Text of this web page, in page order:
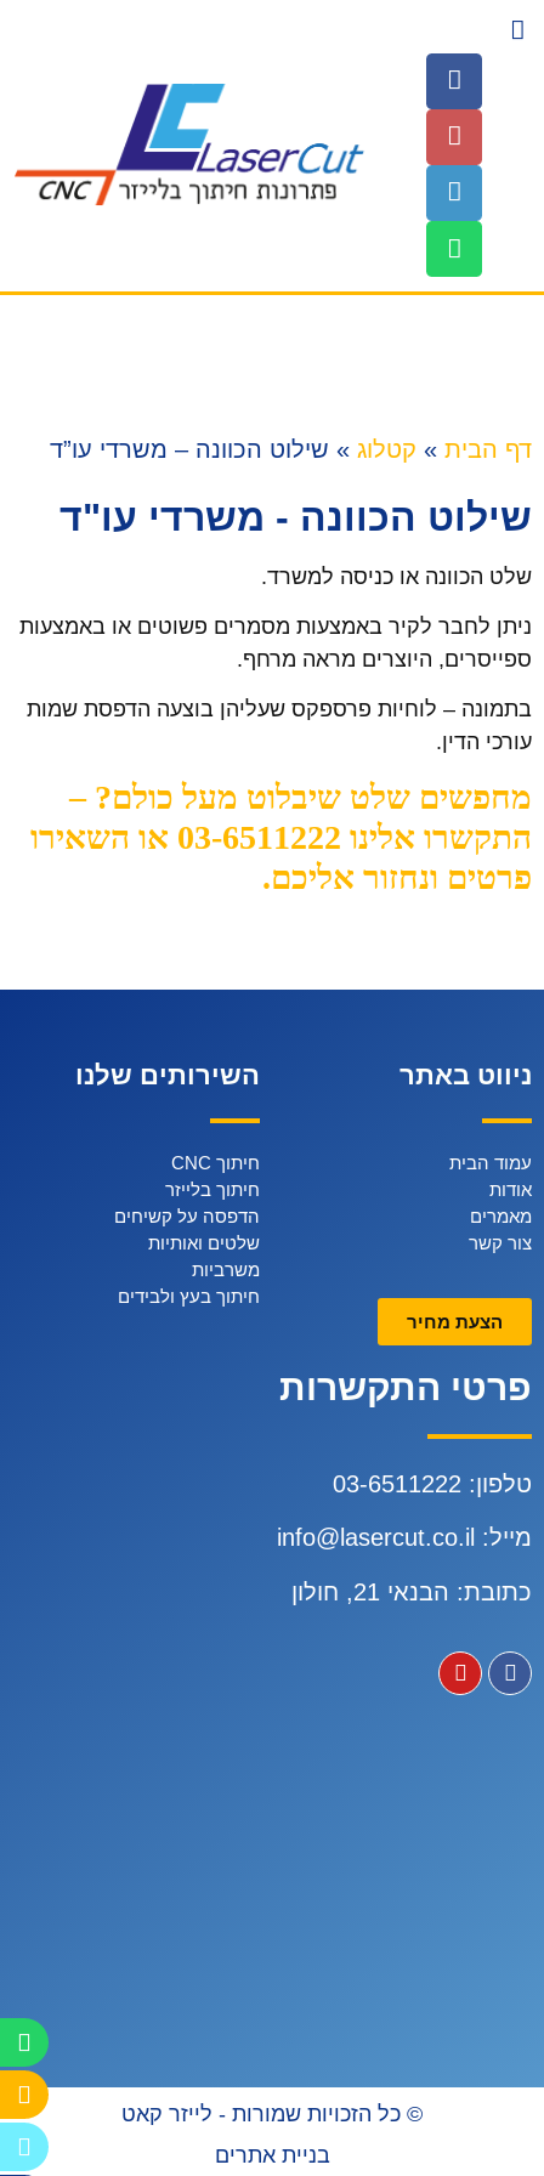
דף הבית » קטלוג » שילוט הכוונה – משרדי עו”ד
שילוט הכוונה - משרדי עו"ד
שלט הכוונה או כניסה למשרד.
ניתן לחבר לקיר באמצעות מסמרים פשוטים או באמצעות
ספייסרים, היוצרים מראה מרחף.
בתמונה – לוחיות פרספקס שעליהן בוצעה הדפסת שמות
עורכי הדין.
מחפשים שלט שיבלוט מעל כולם? –
התקשרו אלינו 03-6511222 או השאירו
פרטים ונחזור אליכם.
ניווט באתר
עמוד הבית
אודות
מאמרים
צור קשר
הצעת מחיר
השירותים שלנו
חיתוך CNC
חיתוך בלייזר
הדפסה על קשיחים
שלטים ואותיות
משרביות
חיתוך בעץ ולבידים
פרטי התקשרות
טלפון: 03-6511222
מייל: info@lasercut.co.il
כתובת: הבנאי 21, חולון
© כל הזכויות שמורות - לייזר קאט
בניית אתרים